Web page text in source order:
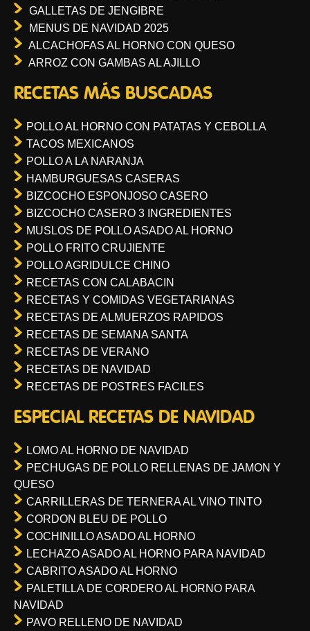
GALLETAS DE JENGIBRE
MENUS DE NAVIDAD 2025
ALCACHOFAS AL HORNO CON QUESO
ARROZ CON GAMBAS AL AJILLO
RECETAS MÁS BUSCADAS
POLLO AL HORNO CON PATATAS Y CEBOLLA
TACOS MEXICANOS
POLLO A LA NARANJA
HAMBURGUESAS CASERAS
BIZCOCHO ESPONJOSO CASERO
BIZCOCHO CASERO 3 INGREDIENTES
MUSLOS DE POLLO ASADO AL HORNO
POLLO FRITO CRUJIENTE
POLLO AGRIDULCE CHINO
RECETAS CON CALABACIN
RECETAS Y COMIDAS VEGETARIANAS
RECETAS DE ALMUERZOS RAPIDOS
RECETAS DE SEMANA SANTA
RECETAS DE VERANO
RECETAS DE NAVIDAD
RECETAS DE POSTRES FACILES
ESPECIAL RECETAS DE NAVIDAD
LOMO AL HORNO DE NAVIDAD
PECHUGAS DE POLLO RELLENAS DE JAMON Y
QUESO
CARRILLERAS DE TERNERA AL VINO TINTO
CORDON BLEU DE POLLO
COCHINILLO ASADO AL HORNO
LECHAZO ASADO AL HORNO PARA NAVIDAD
CABRITO ASADO AL HORNO
PALETILLA DE CORDERO AL HORNO PARA
NAVIDAD
PAVO RELLENO DE NAVIDAD